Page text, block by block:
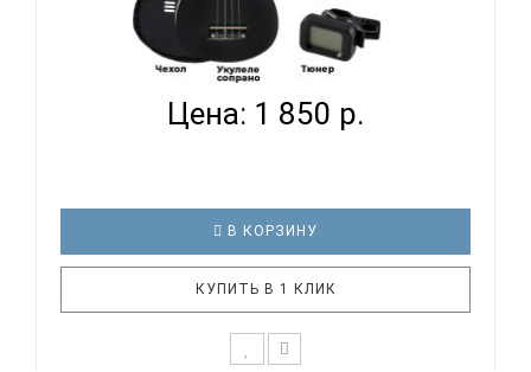
TERRIS JUS-10 PACK BK - УКУЛЕЛЕ КОМПЛЕКТ...
Цена: 1 850 р.
В КОРЗИНУ
КУПИТЬ В 1 КЛИК